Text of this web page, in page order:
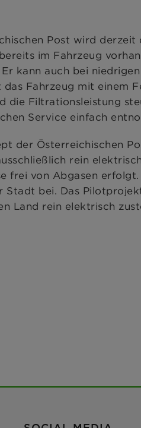
Post wird
im Fahrzeug
kann auch bei
Fahrzeug mit einem
Filtrationsleistung
Service einfach
der Österreichischen
rein
frei von Abgasen
Stadt bei. Das
Land rein elektrisch